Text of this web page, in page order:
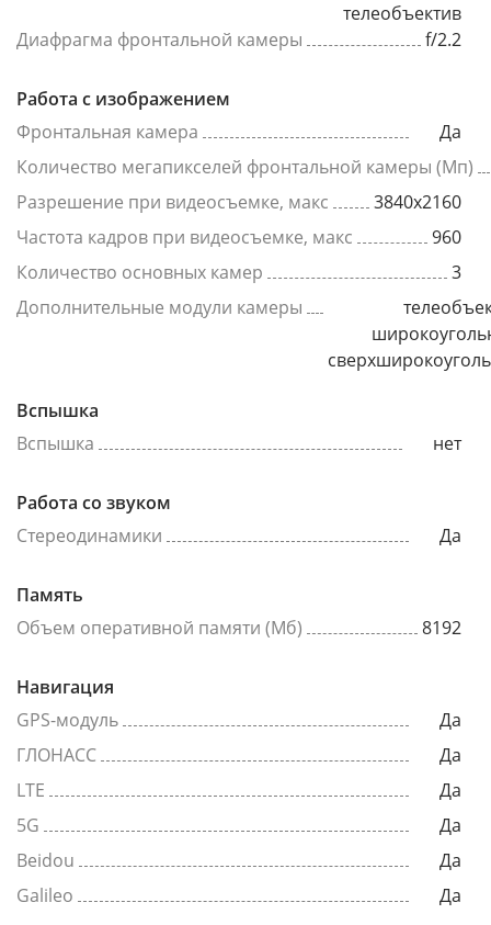
телеобъектив
Диафрагма фронтальной камеры
f/2.2
Работа с изображением
Фронтальная камера
Да
Количество мегапикселей фронтальной камеры (Мп)
Разрешение при видеосъемке, макс
3840x2160
Частота кадров при видеосъемке, макс
960
Количество основных камер
3
Дополнительные модули камеры
Вспышка
Вспышка
нет
Работа со звуком
Стереодинамики
Да
Память
Объем оперативной памяти (Мб)
8192
Навигация
GPS-модуль
Да
ГЛОНАСС
Да
LTE
Да
5G
Да
Beidou
Да
Galileo
Да